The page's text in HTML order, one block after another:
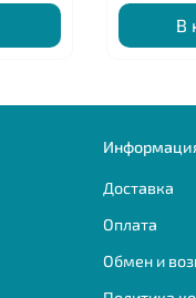
В
Доставка
Оплата
Обмен и